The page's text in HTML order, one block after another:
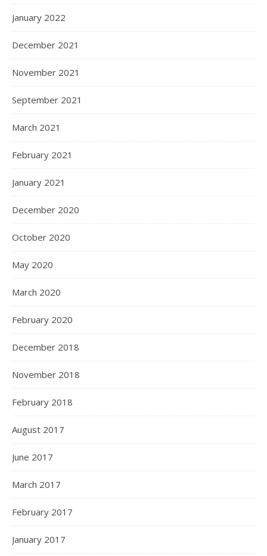
January 2022
December 2021
November 2021
September 2021
March 2021
February 2021
January 2021
December 2020
October 2020
May 2020
March 2020
February 2020
December 2018
November 2018
February 2018
August 2017
June 2017
March 2017
February 2017
January 2017